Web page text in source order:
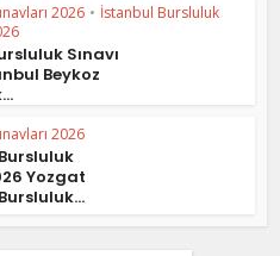
2026 • İstanbul Bursluluk
Sınavı
Beykoz
2026
Yozgat